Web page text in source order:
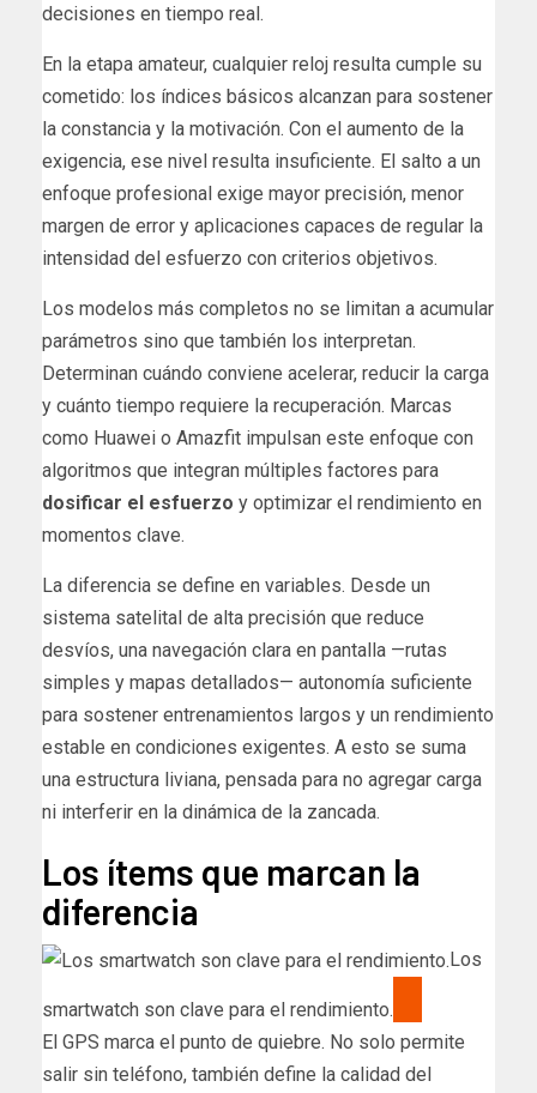
decisiones en tiempo real.
En la etapa amateur, cualquier reloj resulta cumple su
cometido: los índices básicos alcanzan para sostener
la constancia y la motivación. Con el aumento de la
exigencia, ese nivel resulta insuficiente. El salto a un
enfoque profesional exige mayor precisión, menor
margen de error y aplicaciones capaces de regular la
intensidad del esfuerzo con criterios objetivos.
Los modelos más completos no se limitan a acumular
parámetros sino que también los interpretan.
Determinan cuándo conviene acelerar, reducir la carga
y cuánto tiempo requiere la recuperación. Marcas
como Huawei o Amazfit impulsan este enfoque con
algoritmos que integran múltiples factores para
dosificar el esfuerzo y optimizar el rendimiento en
momentos clave.
La diferencia se define en variables. Desde un
sistema satelital de alta precisión que reduce
desvíos, una navegación clara en pantalla —rutas
simples y mapas detallados— autonomía suficiente
para sostener entrenamientos largos y un rendimiento
estable en condiciones exigentes. A esto se suma
una estructura liviana, pensada para no agregar carga
ni interferir en la dinámica de la zancada.
Los ítems que marcan la
diferencia
Los
smartwatch son clave para el rendimiento.
El GPS marca el punto de quiebre. No solo permite
salir sin teléfono, también define la calidad del